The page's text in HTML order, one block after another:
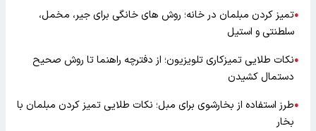
●تمیز کردن مبلمان در خانه؛ روش های خانگی برای جیر، مخمل،
سلطنتی و استیل
●نکات طلایی تمیزکاری تلویزیون؛ از دفترچه راهنما تا روش صحیح
دستمال کشیدن
●طرز استفاده از بخارشوی برای مبل؛ نکات طلایی تمیز کردن مبلمان با
بخار